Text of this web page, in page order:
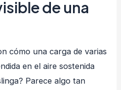
de una
cómo una carga de varias
en el aire sostenida
Parece algo tan